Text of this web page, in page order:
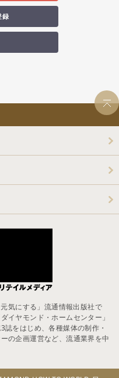
録
気にする」流通情報出版社で
イヤモンド・ホームセンター」
誌をはじめ、各種媒体の制作・
の企画運営など、流通業界を中